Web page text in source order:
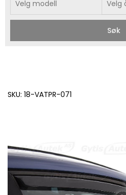
Søk
SKU: 18-VATPR-071